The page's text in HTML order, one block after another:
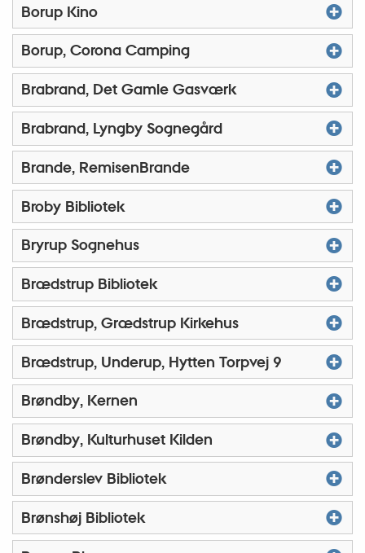
Borup Kino
Borup, Corona Camping
Brabrand, Det Gamle Gasværk
Brabrand, Lyngby Sognegård
Brande, RemisenBrande
Broby Bibliotek
Bryrup Sognehus
Brædstrup Bibliotek
Brædstrup, Grædstrup Kirkehus
Brædstrup, Underup, Hytten Torpvej 9
Brøndby, Kernen
Brøndby, Kulturhuset Kilden
Brønderslev Bibliotek
Brønshøj Bibliotek